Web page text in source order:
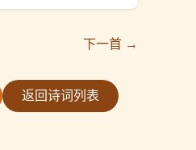
下一首 →
返回诗词列表